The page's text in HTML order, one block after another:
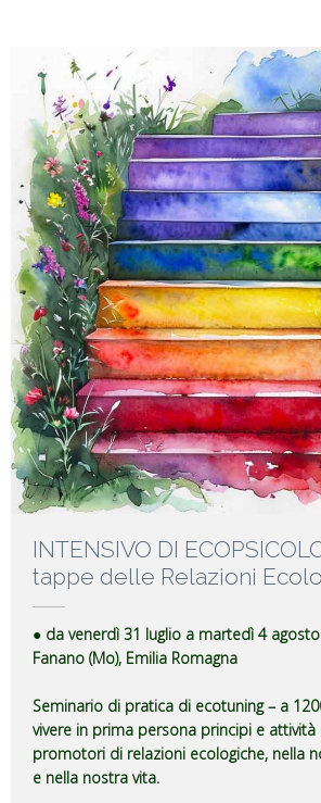
INTENSIVO DI
tappe delle Relazioni
● da venerdì 31 luglio a martedì 4
Fanano (Mo), Emilia Romagna
Seminario di pratica di ecotuning – a
vivere in prima persona principi e
promotori di relazioni ecologiche, nella
e nella nostra vita.